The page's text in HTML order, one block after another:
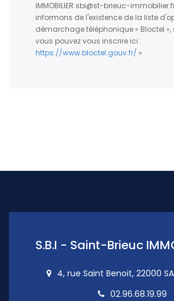
IMMOBILIER sbi@st-brieuc-
informons de l'existence de la liste
démarchage téléphonique « Bloctel »,
vous pouvez vous inscrire ici :
https://www.bloctel.gouv.fr/ »
S.B.I - Saint-Brieuc
4, rue Saint Benoit, 22000
02.96.68.19.99